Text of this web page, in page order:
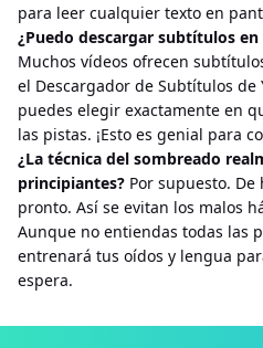
para leer cualquier texto en
¿Puedo descargar subtítulos
Muchos vídeos ofrecen
el Descargador de Subtítulos de
puedes elegir exactamente en
las pistas. ¡Esto es genial para
¿La técnica del sombreado
principiantes? Por supuesto.
pronto. Así se evitan los malos
Aunque no entiendas todas las
entrenará tus oídos y lengua
espera.